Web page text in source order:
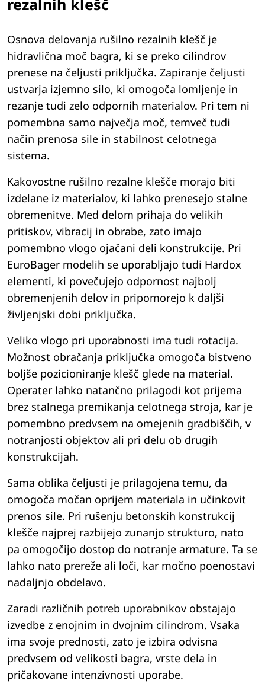
Osnova delovanja rušilno rezalnih klešč je
hidravlična moč bagra, ki se preko cilindrov
prenese na čeljusti priključka. Zapiranje čeljusti
ustvarja izjemno silo, ki omogoča lomljenje in
rezanje tudi zelo odpornih materialov. Pri tem ni
pomembna samo največja moč, temveč tudi
način prenosa sile in stabilnost celotnega
sistema.
Kakovostne rušilno rezalne klešče morajo biti
izdelane iz materialov, ki lahko prenesejo stalne
obremenitve. Med delom prihaja do velikih
pritiskov, vibracij in obrabe, zato imajo
pomembno vlogo ojačani deli konstrukcije. Pri
EuroBager modelih se uporabljajo tudi Hardox
elementi, ki povečujejo odpornost najbolj
obremenjenih delov in pripomorejo k daljši
življenjski dobi priključka.
Veliko vlogo pri uporabnosti ima tudi rotacija.
Možnost obračanja priključka omogoča bistveno
boljše pozicioniranje klešč glede na material.
Operater lahko natančno prilagodi kot prijema
brez stalnega premikanja celotnega stroja, kar je
pomembno predvsem na omejenih gradbiščih, v
notranjosti objektov ali pri delu ob drugih
konstrukcijah.
Sama oblika čeljusti je prilagojena temu, da
omogoča močan oprijem materiala in učinkovit
prenos sile. Pri rušenju betonskih konstrukcij
klešče najprej razbijejo zunanjo strukturo, nato
pa omogočijo dostop do notranje armature. Ta se
lahko nato prereže ali loči, kar močno poenostavi
nadaljnjo obdelavo.
Zaradi različnih potreb uporabnikov obstajajo
izvedbe z enojnim in dvojnim cilindrom. Vsaka
ima svoje prednosti, zato je izbira odvisna
predvsem od velikosti bagra, vrste dela in
pričakovane intenzivnosti uporabe.